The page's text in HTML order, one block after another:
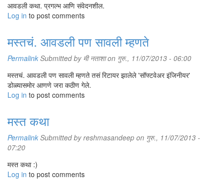
आवडली कथा. प्रगल्भ आणि संवेदनशील.
Log in to post comments
मस्तचं. आवडली पण सावली म्हणते
Permalink Submitted by मी नताशाon गुरु., 11/07/2013 - 06:00
मस्तचं. आवडली पण सावली म्हणते तसं रिटायर झालेले 'सॉफ्टवेअर इंजिनीयर'
डोळ्यासमोर आणणे जरा कठीण गेले.
Log in to post comments
मस्त कथा
Permalink Submitted byreshmasandeep on गुरु., 11/07/2013 -
07:20
मस्त कथा :)
Log in to post comments